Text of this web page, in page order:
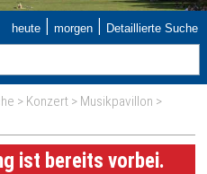
heute | morgen | Detaillierte Suche
> Konzert > Musikpavillon >
ist bereits vorbei.